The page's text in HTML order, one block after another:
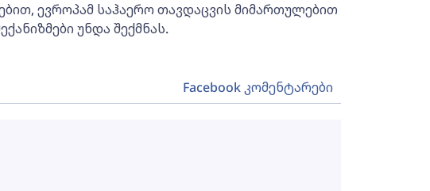
ევროპამ საჰაერო თავდაცვის მიმართულებით
უნდა შექმნას.
Facebook კომენტარები